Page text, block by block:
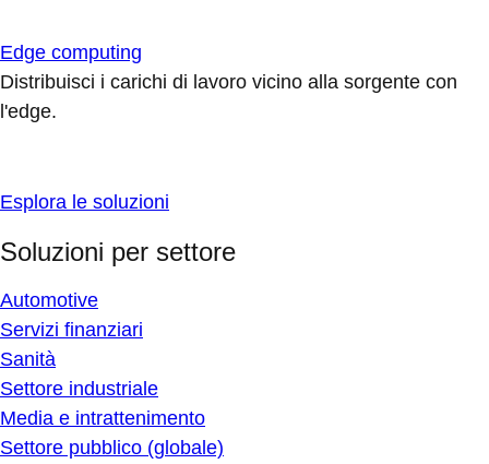
Edge computing
Distribuisci i carichi di lavoro vicino alla sorgente con
l'edge.
Esplora le soluzioni
Soluzioni per settore
Automotive
Servizi finanziari
Sanità
Settore industriale
Media e intrattenimento
Settore pubblico (globale)